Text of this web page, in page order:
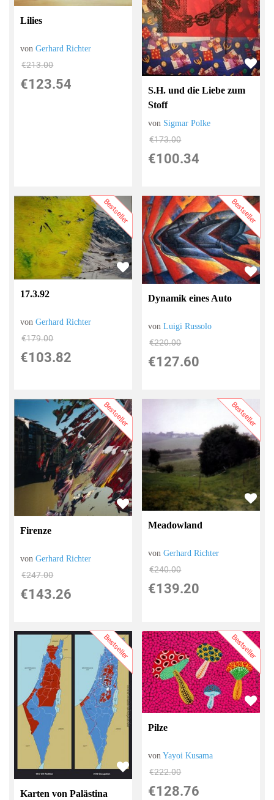
Lilies
vonGerhard Richter
€213.00
€123.54
S.H. und die Liebe zum
Stoff
von Sigmar Polke
€173.00
€100.34
Bestseller
17.3.92
vonGerhard Richter
€179.00
€103.82
Bestseller
Dynamik eines Auto
vonLuigi Russolo
€220.00
€127.60
Bestseller
Firenze
vonGerhard Richter
€247.00
€143.26
Bestseller
Meadowland
vonGerhard Richter
€240.00
€139.20
Bestseller
Karten von Palästina
Bestseller
Pilze
vonYayoi Kusama
€222.00
€128.76